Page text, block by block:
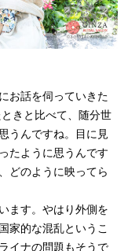
お話を伺っていきた
きと比べて、随分世
うんですね。目に見
たように思うんです
どのように映ってら
ます。やはり外側を
家的な混乱というこ
イナの問題もそうで